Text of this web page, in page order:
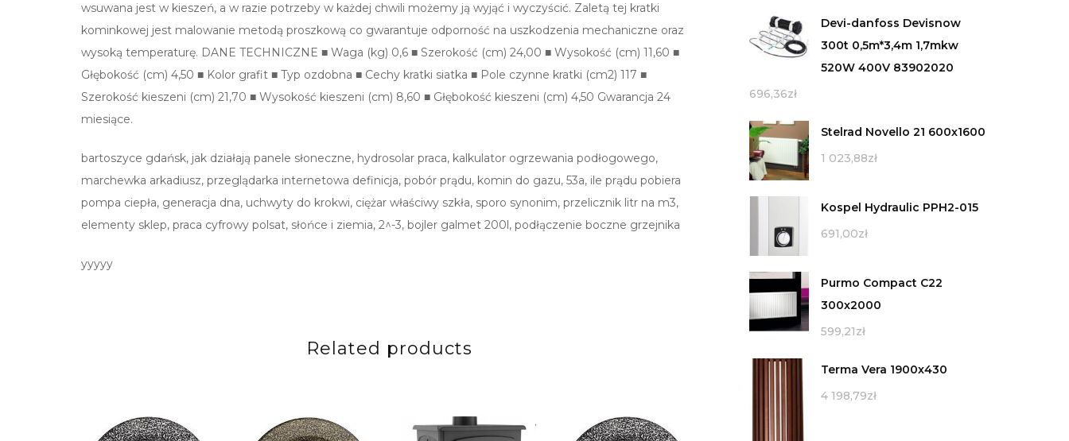
wsuwana jest w kieszeń, a w razie potrzeby w każdej chwili możemy ją wyjąć i wyczyścić. Zaletą tej kratki
kominkowej jest malowanie metodą proszkową co gwarantuje odporność na uszkodzenia mechaniczne oraz
wysoką temperaturę. DANE TECHNICZNE ■ Waga (kg) 0,6 ■ Szerokość (cm) 24,00 ■ Wysokość (cm) 11,60 ■
Głębokość (cm) 4,50 ■ Kolor grafit ■ Typ ozdobna ■ Cechy kratki siatka ■ Pole czynne kratki (cm2) 117 ■
Szerokość kieszeni (cm) 21,70 ■ Wysokość kieszeni (cm) 8,60 ■ Głębokość kieszeni (cm) 4,50 Gwarancja 24
miesiące.
bartoszyce gdańsk, jak działają panele słoneczne, hydrosolar praca, kalkulator ogrzewania podłogowego,
marchewka arkadiusz, przeglądarka internetowa definicja, pobór prądu, komin do gazu, 53a, ile prądu pobiera
pompa ciepła, generacja dna, uchwyty do krokwi, ciężar właściwy szkła, sporo synonim, przelicznik litr na m3,
elementy sklep, praca cyfrowy polsat, słońce i ziemia, 2^-3, bojler galmet 200l, podłączenie boczne grzejnika
yyyyy
Related products
Devi-danfoss Devisnow
300t 0,5m*3,4m 1,7mkw
520W 400V 83902020
696,36zł
Stelrad Novello 21 600x1600
1 023,88zł
Kospel Hydraulic PPH2-015
691,00zł
Purmo Compact C22
300x2000
599,21zł
Terma Vera 1900x430
4 198,79zł